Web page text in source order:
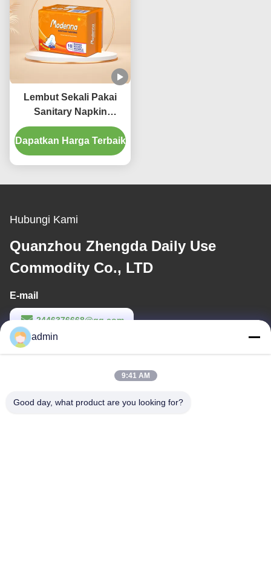
Lembut Sekali Pakai
Sanitary Napkin
Feminine Heavy Flow
Menstrual Pads
Bernapas
Dapatkan Harga Terbaik
Hubungi Kami
Quanzhou Zhengda Daily Use
Commodity Co., LTD
E-mail
2446376668@qq.com
Waktu Kerja
admin
9:41 AM
Good day, what product are you looking for?